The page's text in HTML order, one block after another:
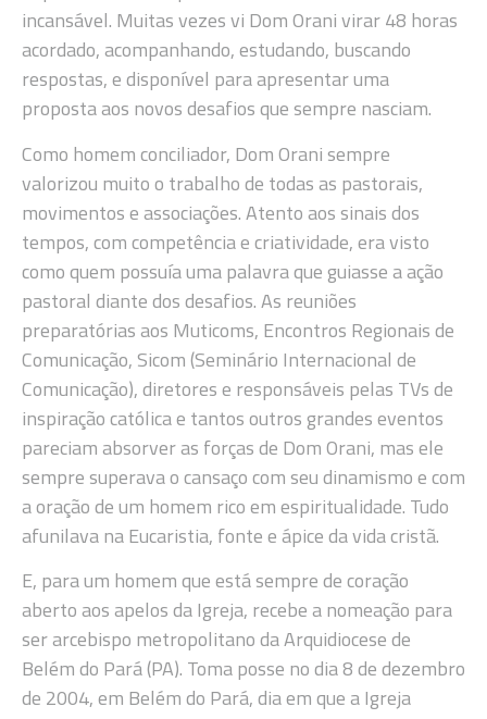
incansável. Muitas vezes vi Dom Orani virar 48 horas
acordado, acompanhando, estudando, buscando
respostas, e disponível para apresentar uma
proposta aos novos desafios que sempre nasciam.
Como homem conciliador, Dom Orani sempre
valorizou muito o trabalho de todas as pastorais,
movimentos e associações. Atento aos sinais dos
tempos, com competência e criatividade, era visto
como quem possuía uma palavra que guiasse a ação
pastoral diante dos desafios. As reuniões
preparatórias aos Muticoms, Encontros Regionais de
Comunicação, Sicom (Seminário Internacional de
Comunicação), diretores e responsáveis pelas TVs de
inspiração católica e tantos outros grandes eventos
pareciam absorver as forças de Dom Orani, mas ele
sempre superava o cansaço com seu dinamismo e com
a oração de um homem rico em espiritualidade. Tudo
afunilava na Eucaristia, fonte e ápice da vida cristã.
E, para um homem que está sempre de coração
aberto aos apelos da Igreja, recebe a nomeação para
ser arcebispo metropolitano da Arquidiocese de
Belém do Pará (PA). Toma posse no dia 8 de dezembro
de 2004, em Belém do Pará, dia em que a Igreja